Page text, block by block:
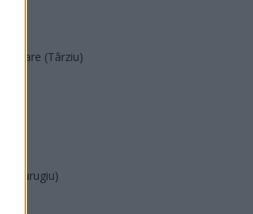
(Târziu)
(Surugiu)